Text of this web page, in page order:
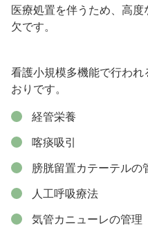
医療処置を伴うため、高
欠です。
看護小規模多機能で行わ
おりです。
経管栄養
喀痰吸引
膀胱留置カテーテルの
人工呼吸療法
気管カニューレの管理